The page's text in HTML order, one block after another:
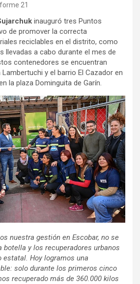
21
inauguró tres Puntos
de promover la correcta
reciclables en el distrito, como
llevadas a cabo durante el mes de
contenedores se encuentran
y el barrio El Cazador en
la plaza Dominguita de Garín.
nuestra gestión en Escobar, no se
botella y los recuperadores urbanos
estatal. Hoy logramos una
solo durante los primeros cinco
recuperado más de 360.000 kilos